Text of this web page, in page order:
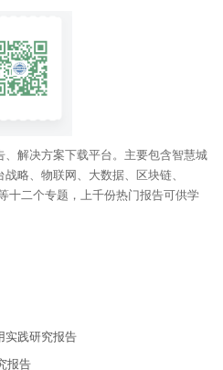
解决方案下载平台。主要包含智慧城
略、物联网、大数据、区块链、
十二个专题，上千份热门报告可供学
实践研究报告
报告